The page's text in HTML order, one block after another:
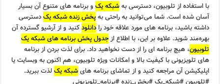
با استفاده از تلوبیون، دسترسی بهشبکه یکو برنامه های متنوع آن بسیار
آسان شده است. شما می‌توانید به راحتی بهپخش زنده شبکه یکدسترسی
داشته باشید، برنامه های مورد علاقه خود رادانلودکنید و از آرشیو گسترده آن
بهره‌مند شوید. علاوه بر این، با اطلاع ازجدول پخش برنامه های شبکه یک
تلوبیون، هیچ برنامه ای را از دست نخواهید داد. برای لذت بردن از برنامه
های تلویزیونی با کیفیت بالا و امکانات ویژه تلوبیون، هم اکنون به وبسایت یا
اپلیکیشن آن مراجعه کنید و از تماشای برنامه هایشبکه یکلذت ببرید.
#تلوبیون #شبکه_یک #پخش_زنده #برنامه_تلویزیونی